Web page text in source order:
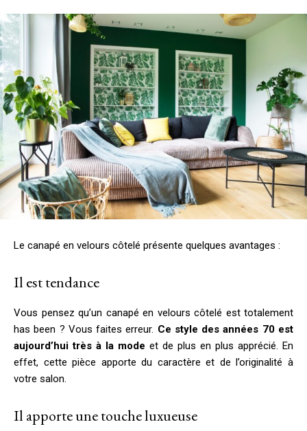
Le canapé en velours côtelé présente quelques avantages :
Il est tendance
Vous pensez qu’un canapé en velours côtelé est totalement
has been ? Vous faites erreur. Ce style des années 70 est
aujourd’hui très à la mode et de plus en plus apprécié. En
effet, cette pièce apporte du caractère et de l’originalité à
votre salon.
Il apporte une touche luxueuse